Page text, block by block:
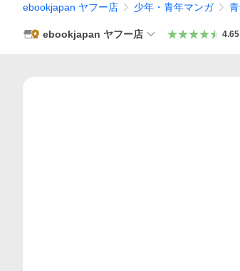
ebookjapan ヤフー店 少年・青年マンガ
ebookjapan ヤフー店 4.65